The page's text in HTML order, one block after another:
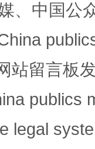
、中国公
站留言板
publics
legal